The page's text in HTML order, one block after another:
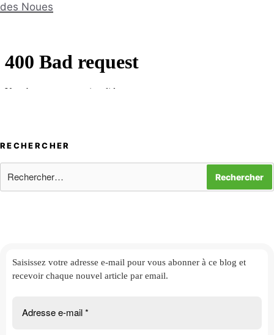
des Noues
RECHERCHER
Saisissez votre adresse e-mail pour vous abonner à ce blog et
recevoir chaque nouvel article par email.